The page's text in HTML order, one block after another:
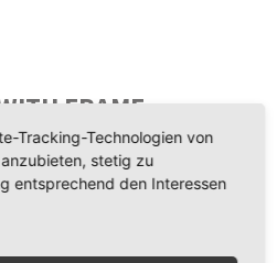
FRAME
Tracking-Technologien von
stetig zu
entsprechend den Interessen